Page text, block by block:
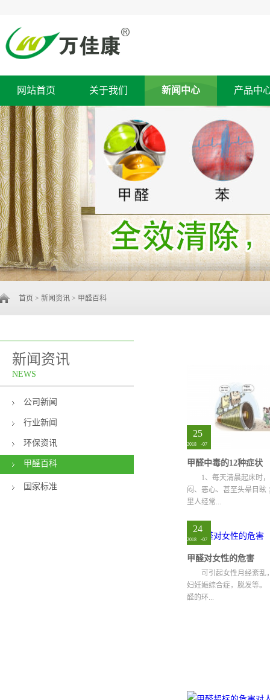
网站首页 关于我们 新闻中心 产品中
新闻资讯
NEWS
公司新闻
行业新闻
环保资讯
甲醛百科
国家标准
首页 > 新闻资讯 > 甲醛百科
甲醛中毒的12种症状
1、每天清晨起床时
闷、恶心、甚至头晕目
里人经常...
容易患感冒； 3、...
2018 -07
25
甲醛对女性的危害
可引起女性月经紊乱
妇妊娠综合症，脱发等
醛的环...
2018 -07
24